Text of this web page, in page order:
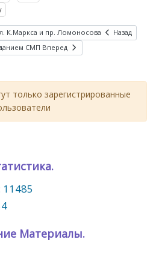
К.Маркса и пр. Ломоносова
Назад
СМП Вперед
только зарегистрированные
Материалы.